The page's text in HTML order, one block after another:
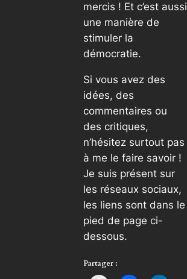
mercis ! Et c’est aussi
une manière de
stimuler la
démocratie.
Si vous avez des
idées, des
commentaires ou
des critiques,
n’hésitez surtout pas
à me le faire savoir !
Je suis présent sur
les réseaux sociaux,
les liens sont dans le
pied de page ci-
dessous.
Partager :